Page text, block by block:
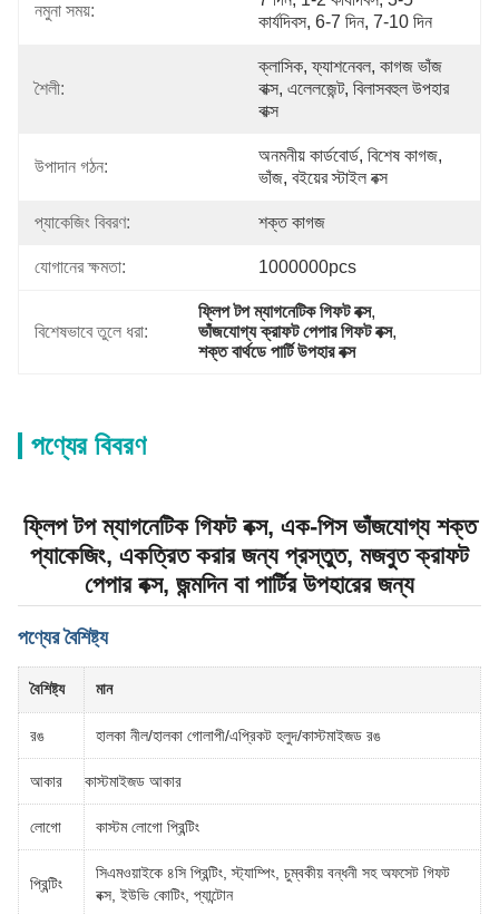
নমুনা সময়:
কার্যদিবস, 6-7 দিন, 7-10 দিন
শৈলী:
ক্লাসিক, ফ্যাশনেবল, কাগজ ভাঁজ
বাক্স, এলেলজেন্ট, বিলাসবহুল উপহার
বাক্স
উপাদান গঠন:
অনমনীয় কার্ডবোর্ড, বিশেষ কাগজ,
ভাঁজ, বইয়ের স্টাইল বক্স
প্যাকেজিং বিবরণ: শক্ত কাগজ
যোগানের ক্ষমতা: 1000000pcs
বিশেষভাবে তুলে ধরা:
ফ্লিপ টপ ম্যাগনেটিক গিফট বক্স,
ভাঁজযোগ্য ক্রাফট পেপার গিফট বক্স,
শক্ত বার্থডে পার্টি উপহার বক্স
পণ্যের বিবরণ
ফ্লিপ টপ ম্যাগনেটিক গিফট বক্স, এক-পিস ভাঁজযোগ্য শক্ত
প্যাকেজিং, একত্রিত করার জন্য প্রস্তুত, মজবুত ক্রাফট
পেপার বক্স, জন্মদিন বা পার্টির উপহারের জন্য
পণ্যের বৈশিষ্ট্য
বৈশিষ্ট্য মান
রঙ হালকা নীল/হালকা গোলাপী/এপ্রিকট হলুদ/কাস্টমাইজড রঙ
আকার কাস্টমাইজড আকার
লোগো কাস্টম লোগো প্রিন্টিং
প্রিন্টিং
সিএমওয়াইকে ৪সি প্রিন্টিং, স্ট্যাম্পিং, চুম্বকীয় বন্ধনী সহ অফসেট গিফট
বক্স, ইউভি কোটিং, প্যান্টোন